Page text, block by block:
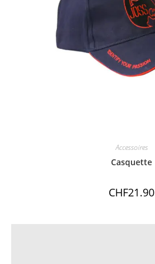
Accessoires
Casquette
CHF21.90